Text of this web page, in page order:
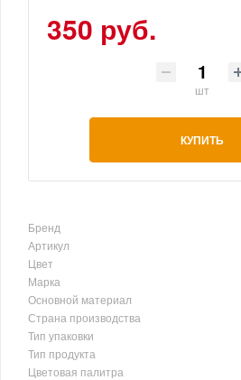
350 руб.
шт
КУПИТЬ
Бренд
Артикул
Цвет
Марка
Основной материал
Страна производства
Тип упаковки
Тип продукта
Цветовая палитра